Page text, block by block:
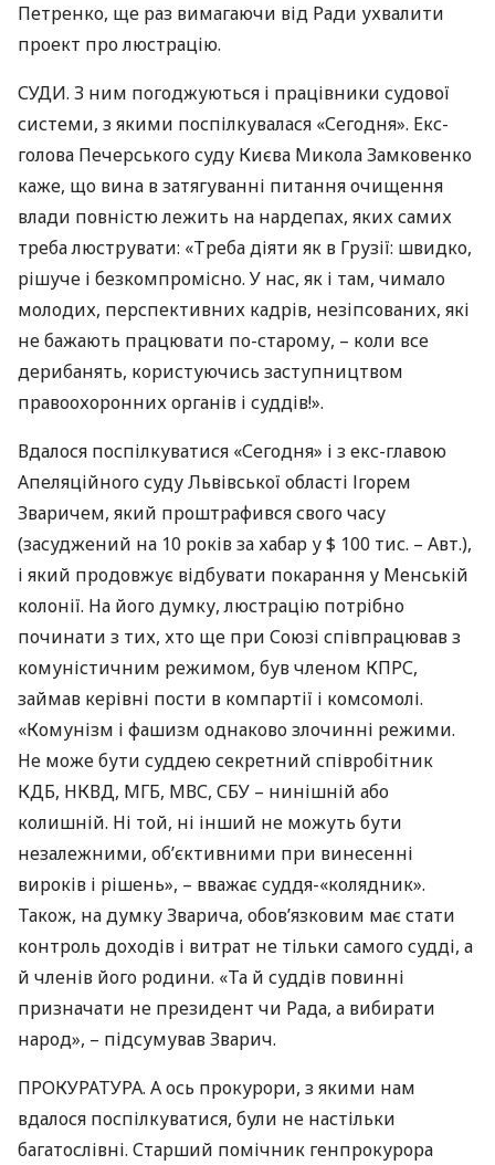
Петренко, ще раз вимагаючи від Ради ухвалити
проект про люстрацію.
СУДИ. З ним погоджуються і працівники судової
системи, з якими поспілкувалася «Сегодня». Екс-
голова Печерського суду Києва Микола Замковенко
каже, що вина в затягуванні питання очищення
влади повністю лежить на нардепах, яких самих
треба люструвати: «Треба діяти як в Грузії: швидко,
рішуче і безкомпромісно. У нас, як і там, чимало
молодих, перспективних кадрів, незіпсованих, які
не бажають працювати по-старому, – коли все
дерибанять, користуючись заступництвом
правоохоронних органів і суддів!».
Вдалося поспілкуватися «Сегодня» і з екс-главою
Апеляційного суду Львівської області Ігорем
Зваричем, який проштрафився свого часу
(засуджений на 10 років за хабар у $ 100 тис. – Авт.),
і який продовжує відбувати покарання у Менській
колонії. На його думку, люстрацію потрібно
починати з тих, хто ще при Союзі співпрацював з
комуністичним режимом, був членом КПРС,
займав керівні пости в компартії і комсомолі.
«Комунізм і фашизм однаково злочинні режими.
Не може бути суддею секретний співробітник
КДБ, НКВД, МГБ, МВС, СБУ – нинішній або
колишній. Ні той, ні інший не можуть бути
незалежними, об’єктивними при винесенні
вироків і рішень», – вважає суддя-«колядник».
Також, на думку Зварича, обов’язковим має стати
контроль доходів і витрат не тільки самого судді, а
й членів його родини. «Та й суддів повинні
призначати не президент чи Рада, а вибирати
народ», – підсумував Зварич.
ПРОКУРАТУРА. А ось прокурори, з якими нам
вдалося поспілкуватися, були не настільки
багатослівні. Старший помічник генпрокурора